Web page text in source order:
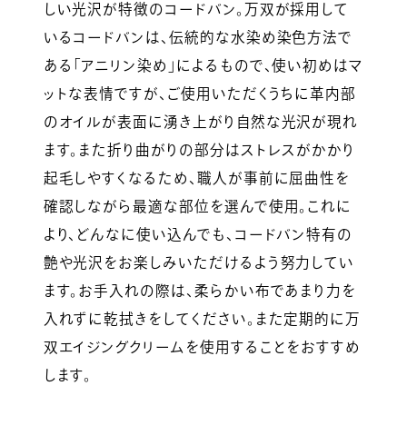
しい光沢が特徴のコードバン。万双が採用して
いるコードバンは、伝統的な水染め染色方法で
ある「アニリン染め」によるもので、使い初めはマ
ットな表情ですが、ご使用いただくうちに革内部
のオイルが表面に湧き上がり自然な光沢が現れ
ます。また折り曲がりの部分はストレスがかかり
起毛しやすくなるため、職人が事前に屈曲性を
確認しながら最適な部位を選んで使用。これに
より、どんなに使い込んでも、コードバン特有の
艶や光沢をお楽しみいただけるよう努力してい
ます。お手入れの際は、柔らかい布であまり力を
入れずに乾拭きをしてください。また定期的に万
双エイジングクリームを使用することをおすすめ
します。